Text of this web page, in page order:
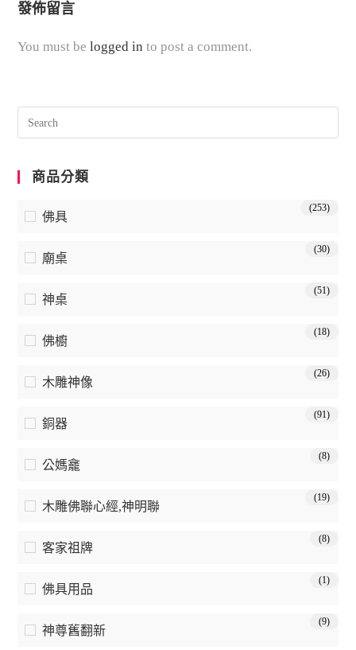
發佈留言
You must belogged in to post a comment.
商品分類
佛具
(253)
廟桌
(30)
神桌
(51)
佛櫥
(18)
木雕神像
(26)
銅器
(91)
公媽龕
(8)
木雕佛聯心經,神明聯
(19)
客家祖牌
(8)
佛具用品
(1)
神尊舊翻新
(9)